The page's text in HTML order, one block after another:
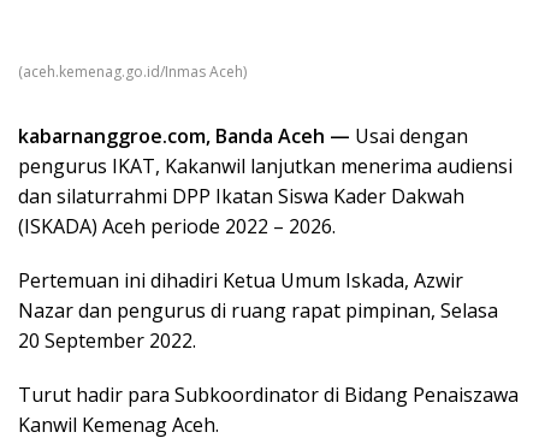
(aceh.kemenag.go.id/Inmas Aceh)
kabarnanggroe.com, Banda Aceh — Usai dengan
pengurus IKAT, Kakanwil lanjutkan menerima audiensi
dan silaturrahmi DPP Ikatan Siswa Kader Dakwah
(ISKADA) Aceh periode 2022 – 2026.
Pertemuan ini dihadiri Ketua Umum Iskada, Azwir
Nazar dan pengurus di ruang rapat pimpinan, Selasa
20 September 2022.
Turut hadir para Subkoordinator di Bidang Penaiszawa
Kanwil Kemenag Aceh.